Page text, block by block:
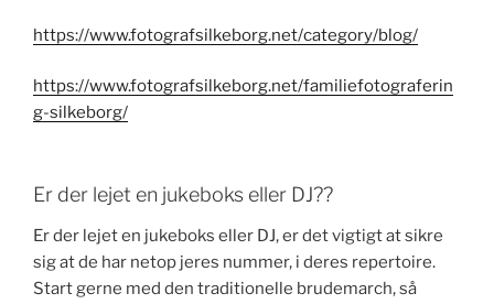
https://www.fotografsilkeborg.net/category/blog/
https://www.fotografsilkeborg.net/familiefotograferin
g-silkeborg/
Er der lejet en jukeboks eller DJ??
Er der lejet en jukeboks eller DJ, er det vigtigt at sikre
sig at de har netop jeres nummer, i deres repertoire.
Start gerne med den traditionelle brudemarch, så